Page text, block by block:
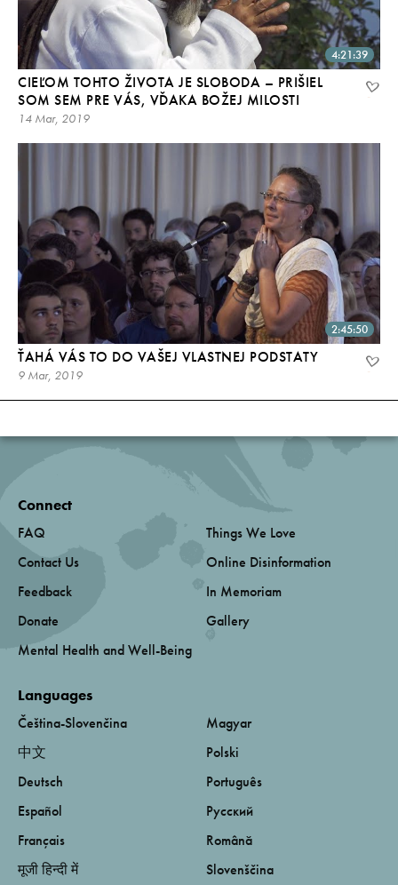
4:21:39
CIEĽOM TOHTO ŽIVOTA JE SLOBODA – PRIŠIEL
SOM SEM PRE VÁS, VĎAKA BOŽEJ MILOSTI
14 Mar, 2019
2:45:50
ŤAHÁ VÁS TO DO VAŠEJ VLASTNEJ PODSTATY
9 Mar, 2019
Connect
FAQ
Contact Us
Feedback
Donate
Mental Health and Well-Being
Things We Love
Online Disinformation
In Memoriam
Gallery
Languages
Čeština-Slovenčina
中文
Deutsch
Español
Français
मूजी हिन्दी में
Magyar
Polski
Português
Русский
Română
Slovenščina